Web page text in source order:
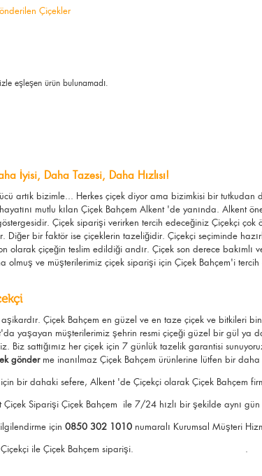
Çiçekler
eşleşen ürün bulunamadı.
İyisi, Daha Tazesi, Daha Hızlısı!
artık bizimle... Herkes çiçek diyor ama bizimkisi bir
mutlu kılan Çiçek Bahçem Alkent 'de yanında.
Çiçek siparişi verirken tercih edeceğiniz Çiçekçi
Diğer bir faktör ise çiçeklerin tazeliğidir. Çiçekçi seçiminde
olarak çiçeğin teslim edildiği andır. Çiçek son derece
olmuş ve müşterilerimiz çiçek siparişi için Çiçek Bahçem'i tercih
Çiçek Bahçem en güzel ve en taze çiçek ve bitkileri
'da yaşayan müşterilerimiz şehrin resmi çiçeği güzel bir gül ya
Biz sattığımız her çiçek için 7 günlük tazelik garantisi
gönderme inanılmaz Çiçek Bahçem ürünlerine lütfen bir daha
bir dahaki sefere, Alkent 'de Çiçekçi olarak Çiçek Bahçem
Siparişi Çiçek Bahçem ile 7/24 hızlı bir şekilde aynı
için 0850 302 1010 numaralı Kurumsal Müşteri
Çiçekçi ile Çiçek Bahçem siparişi. .